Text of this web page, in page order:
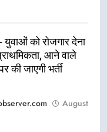
युवाओं को रोजगार देना
आने वाले
की जाएगी भर्ती
August